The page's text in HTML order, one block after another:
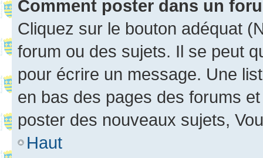
Comment poster dans un
Cliquez sur le bouton adéquat
forum ou des sujets. Il se peut
pour écrire un message. Une
en bas des pages des forums
poster des nouveaux sujets,
Haut